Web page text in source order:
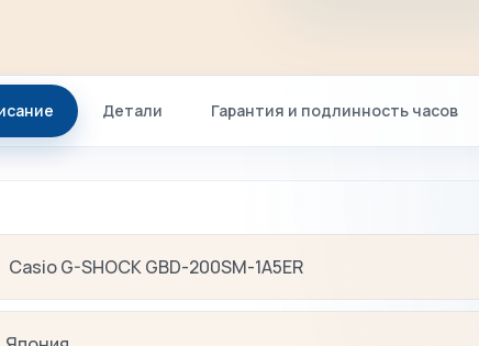
Детали Гарантия и подлинность часов
Casio G-SHOCK GBD-200SM-1A5ER